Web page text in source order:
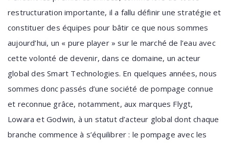
restructuration importante, il a fallu définir une stratégie et
constituer des équipes pour bâtir ce que nous sommes
aujourd’hui, un « pure player » sur le marché de l’eau avec
cette volonté de devenir, dans ce domaine, un acteur
global des Smart Technologies. En quelques années, nous
sommes donc passés d’une société de pompage connue
et reconnue grâce, notamment, aux marques Flygt,
Lowara et Godwin, à un statut d’acteur global dont chaque
branche commence à s’équilibrer : le pompage avec les